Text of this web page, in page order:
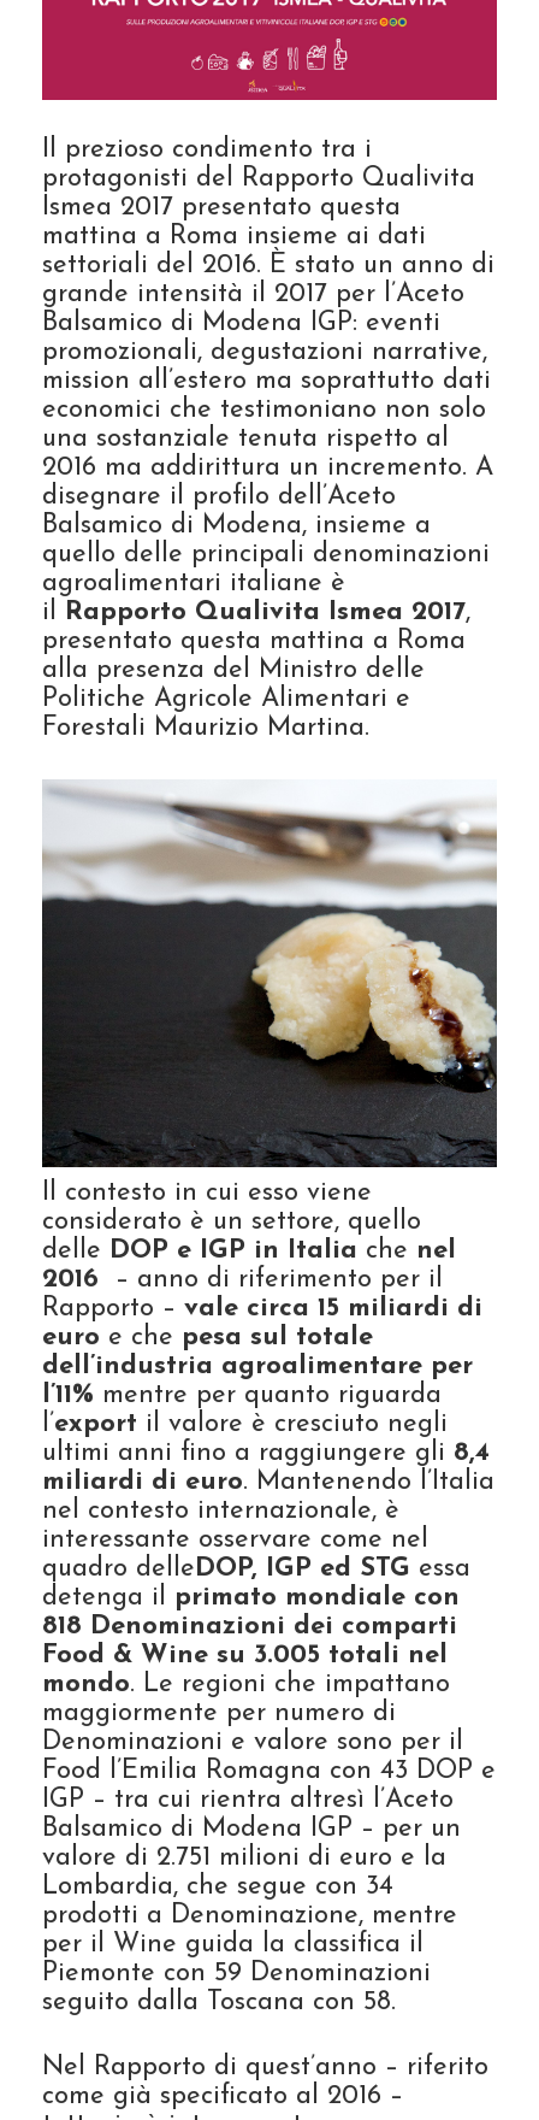
Il prezioso condimento tra i
protagonisti del Rapporto Qualivita
Ismea 2017 presentato questa
mattina a Roma insieme ai dati
settoriali del 2016. È stato un anno di
grande intensità il 2017 per l’Aceto
Balsamico di Modena IGP: eventi
promozionali, degustazioni narrative,
mission all’estero ma soprattutto dati
economici che testimoniano non solo
una sostanziale tenuta rispetto al
2016 ma addirittura un incremento. A
disegnare il profilo dell’Aceto
Balsamico di Modena, insieme a
quello delle principali denominazioni
agroalimentari italiane è
il Rapporto Qualivita Ismea 2017,
presentato questa mattina a Roma
alla presenza del Ministro delle
Politiche Agricole Alimentari e
Forestali Maurizio Martina.
Il contesto in cui esso viene
considerato è un settore, quello
delle DOP e IGP in Italia che nel
2016 – anno di riferimento per il
Rapporto – vale circa 15 miliardi di
euro e che pesa sul totale
dell’industria agroalimentare per
l’11% mentre per quanto riguarda
l’export il valore è cresciuto negli
ultimi anni fino a raggiungere gli 8,4
miliardi di euro. Mantenendo l’Italia
nel contesto internazionale, è
interessante osservare come nel
quadro delleDOP, IGP ed STG essa
detenga il primato mondiale con
818 Denominazioni dei comparti
Food & Wine su 3.005 totali nel
mondo. Le regioni che impattano
maggiormente per numero di
Denominazioni e valore sono per il
Food l’Emilia Romagna con 43 DOP e
IGP – tra cui rientra altresì l’Aceto
Balsamico di Modena IGP – per un
valore di 2.751 milioni di euro e la
Lombardia, che segue con 34
prodotti a Denominazione, mentre
per il Wine guida la classifica il
Piemonte con 59 Denominazioni
seguito dalla Toscana con 58.
Nel Rapporto di quest’anno – riferito
come già specificato al 2016 –